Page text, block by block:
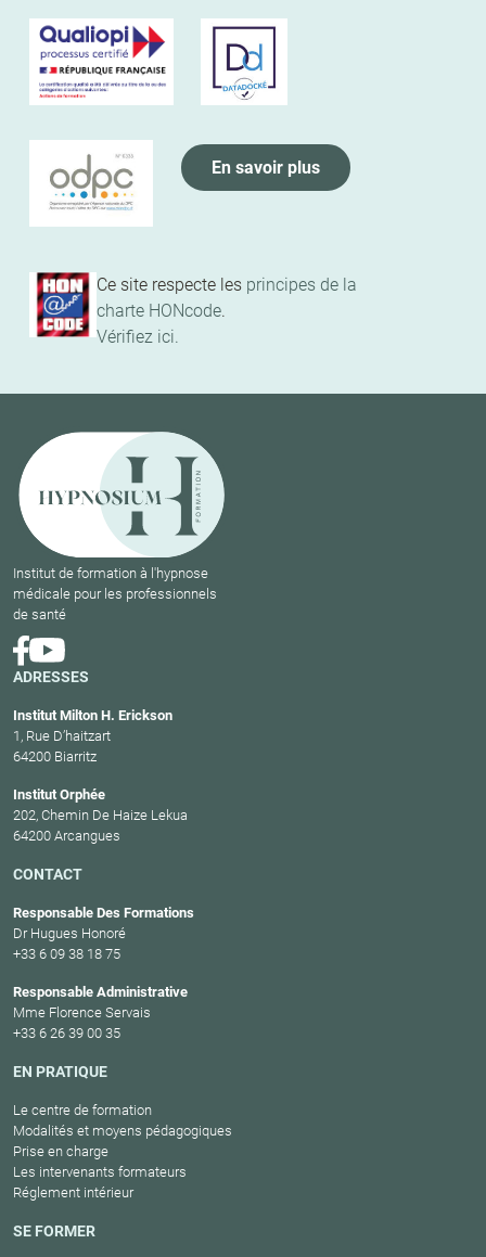
Ce site respecte les principes de la
charte HONcode.
Vérifiez ici.
En savoir plus
Institut de formation à l'hypnose
médicale pour les professionnels
de santé
ADRESSES
Institut Milton H. Erickson
1, Rue D’haitzart
64200 Biarritz
Institut Orphée
202, Chemin De Haize Lekua
64200 Arcangues
CONTACT
Responsable Des Formations
Dr Hugues Honoré
+33 6 09 38 18 75
Responsable Administrative
Mme Florence Servais
+33 6 26 39 00 35
EN PRATIQUE
Le centre de formation
Modalités et moyens pédagogiques
Prise en charge
Les intervenants formateurs
Réglement intérieur
SE FORMER